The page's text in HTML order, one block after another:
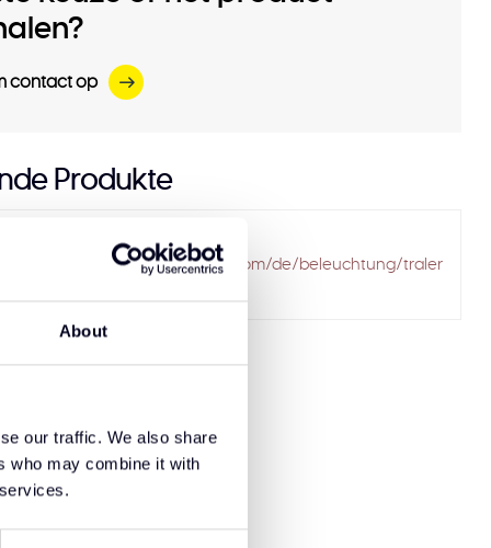
About
our traffic. We also share
who may combine it with
contact op
Produkte
de/beleuchtung/traler